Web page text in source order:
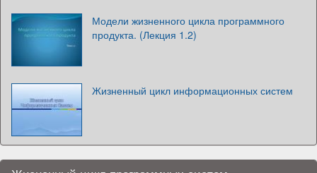
Модели жизненного цикла программного
продукта. (Лекция 1.2)
Жизненный цикл информационных систем